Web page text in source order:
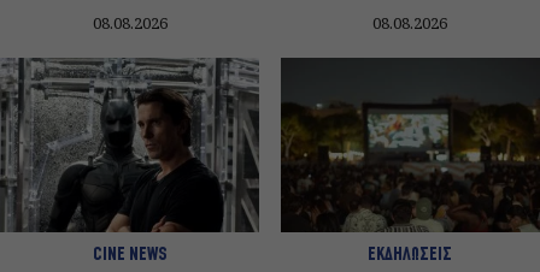
08.08.2026 08.08.2026
CINE NEWS ΕΚΔΗΛΩΣΕΙΣ